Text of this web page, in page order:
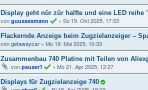
Display geht nür zür halfte und eine LED
von guusassmann » So 19. Okt 2025, 17:33
Flackernde Anzeige beim Zugzielanzeiger –
vongetawaycar » Mo 19. Mai 2025, 10:33
Zusammenbau 740 Platine mit Teilen von
von psuser1 » Mo 21. Apr 2025, 12:27
Displays für Zugzielanzeige 740